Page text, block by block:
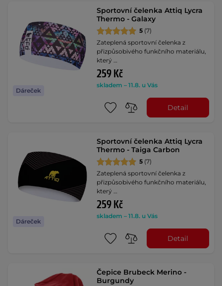
Dáreček
Sportovní čelenka Attiq Lycra
Thermo - Galaxy
5 (7)
Zateplená sportovní čelenka z
přizpůsobivého funkčního materiálu,
který …
259 Kč
skladem – 11.8. u Vás
Detail
Dáreček
Sportovní čelenka Attiq Lycra
Thermo - Taiga Carbon
5 (7)
Zateplená sportovní čelenka z
přizpůsobivého funkčního materiálu,
který …
259 Kč
skladem – 11.8. u Vás
Detail
Čepice Brubeck Merino -
Burgundy